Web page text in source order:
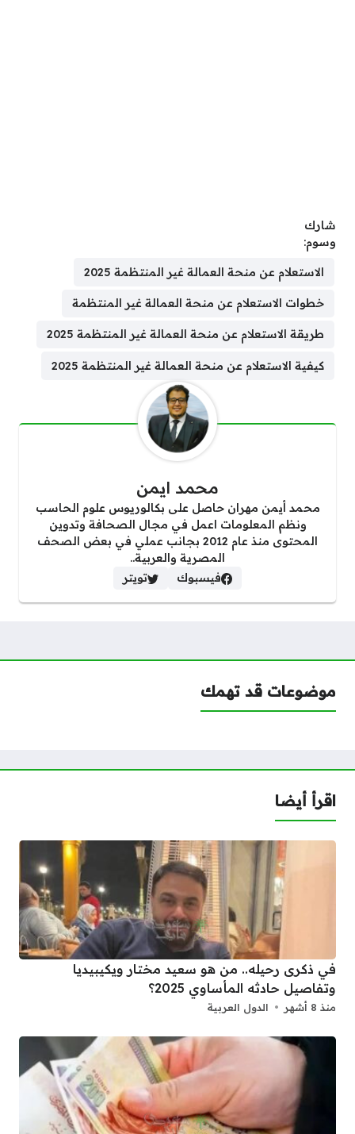
شارك
وسوم:
الاستعلام عن منحة العمالة غير المنتظمة 2025
خطوات الاستعلام عن منحة العمالة غير المنتظمة
طريقة الاستعلام عن منحة العمالة غير المنتظمة 2025
كيفية الاستعلام عن منحة العمالة غير المنتظمة 2025
محمد ايمن
محمد أيمن مهران حاصل على بكالوريوس علوم الحاسب
ونظم المعلومات اعمل في مجال الصحافة وتدوين
المحتوى منذ عام 2012 بجانب عملي في بعض الصحف
المصرية والعربية..
فيسبوك
تويتر
موضوعات قد تهمك
اقرأ أيضا
في ذكرى رحيله.. من هو سعيد مختار ويكيبيديا
وتفاصيل حادثه المأساوي 2025؟
منذ 8 أشهر الدول العربية